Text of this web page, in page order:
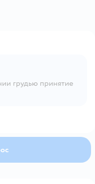
вопрос